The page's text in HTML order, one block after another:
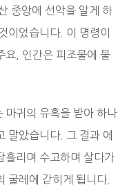
중앙에 선악을 알게 하
이었습니다. 이 명령이
요, 인간은 피조물에 불
마귀의 유혹을 받아 하나
말았습니다. 그 결과 에
흘리며 수고하며 살다가
굴레에 갇히게 됩니다.